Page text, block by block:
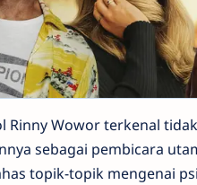
Rinny Wowor terkenal
sebagai pembicara
topik-topik mengenai